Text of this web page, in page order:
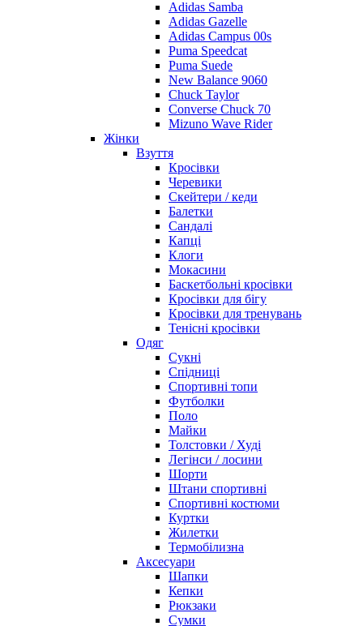
Adidas Samba
Adidas Gazelle
Adidas Campus 00s
Puma Speedcat
Puma Suede
New Balance 9060
Chuck Taylor
Converse Chuck 70
Mizuno Wave Rider
Жінки
Взуття
Кросівки
Черевики
Скейтери / кеди
Балетки
Сандалі
Капці
Клоги
Мокасини
Баскетбольні кросівки
Кросівки для бігу
Кросівки для тренувань
Тенісні кросівки
Одяг
Сукні
Спідниці
Спортивні топи
Футболки
Поло
Майки
Толстовки / Худі
Легінси / лосини
Шорти
Штани спортивні
Спортивні костюми
Куртки
Жилетки
Термобілизна
Аксесуари
Шапки
Кепки
Рюкзаки
Сумки